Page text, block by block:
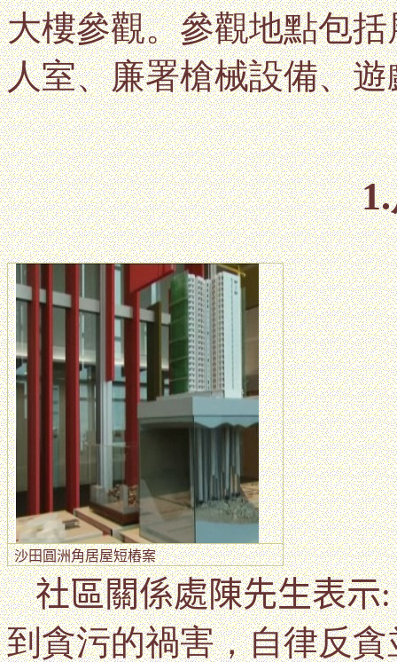
大樓參觀。參觀地點包
人室、廉署槍械設備、
沙田圓洲角居屋短樁案
社區關係處陳先生表示
到貪污的禍害，自律反